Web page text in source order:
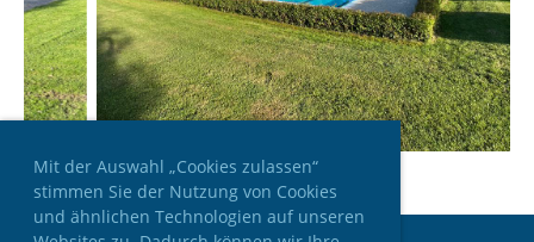
Mit der Auswahl „Cookies zulassen“
stimmen Sie der Nutzung von Cookies
und ähnlichen Technologien auf unseren